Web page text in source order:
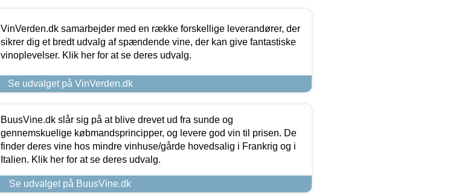
VinVerden.dk samarbejder med en række forskellige leverandører, der
sikrer dig et bredt udvalg af spændende vine, der kan give fantastiske
vinoplevelser. Klik her for at se deres udvalg.
Se udvalget på VinVerden.dk
BuusVine.dk slår sig på at blive drevet ud fra sunde og
gennemskuelige købmandsprincipper, og levere god vin til prisen. De
finder deres vine hos mindre vinhuse/gårde hovedsalig i Frankrig og i
Italien. Klik her for at se deres udvalg.
Se udvalget på BuusVine.dk